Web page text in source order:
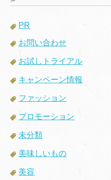
PR
お問い合わせ
お試しトライアル
キャンペーン情報
ファッション
プロモーション
未分類
美味しいもの
美容